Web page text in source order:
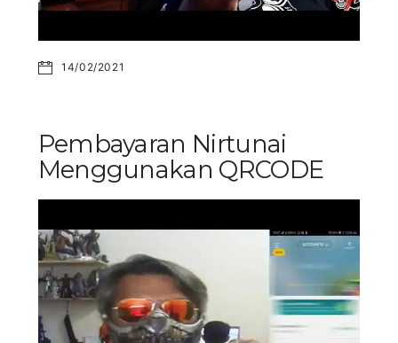
14/02/2021
Pembayaran Nirtunai
Menggunakan QRCODE